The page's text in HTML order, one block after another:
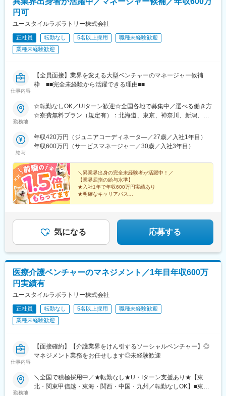
駅、稲荷町駅(広島県)、広島駅、福山駅、呉駅、銀山町駅、西条駅
駅(福岡県)、黒崎駅、西鉄久留米駅、戸畑駅、佐賀駅、八千代町
駅、水道町駅、新水前寺駅前駅、熊本駅前駅、古国府駅、宮崎
駅、高見橋駅、県庁前駅(沖縄県)、大通駅、榴ケ岡駅、あおば通
駅、南越谷駅、朝霞台駅、本川越駅、八木崎駅、京成西船駅、本
前駅、西松本駅、市役所前駅(長野県)、岐阜駅、新静岡駅、浜松
駅、近鉄名古屋駅、千種駅、東別院駅、近鉄四日市駅、大津駅、
天王寺駅前駅、福島駅(大阪環状線)、西中島南方駅、ＪＲ淡路駅、
昭和町駅(大阪府)、枚方公園駅、大阪ビジネスパーク駅、本町駅、
駅、横川駅、的場町駅、高松駅(香川県)、西鉄福岡駅、祇園駅(福
岡県)、平和通駅、黒崎駅前駅、長崎駅前駅、通町筋駅、新水前寺
条駅、仙台駅、仙台駅(地下鉄)、川越市駅、新千葉駅、栄町駅(千
葉県)、京成八幡駅、末広町駅(東京都)、府中競馬正門前駅、馬車
道駅、梶が谷駅、反町駅、電鉄富山駅・エスタ前駅、北松本駅、
日吉町駅、第一通り駅、太閤通駅、車道駅、四日市駅、びわ湖浜
大津駅、大宮駅(京都府)、清水五条駅、西大路三条駅、桃山駅、阿
阪府)、長堀橋駅、西川緑道公園駅、横川駅(広島県)、猿猴橋町
駅、片原町駅(香川県)、市役所前駅(愛媛県)、中洲川端駅、天神南
駅、西黒崎駅、旦過駅、長崎駅(長崎県)、九品寺交差点駅、国府駅
円可
ユースタイルラボラトリー株式会社
正社員 転勤なし 5名以上採用
職種未経験歓迎
業種未経験歓迎
仕事内容
【全員面接】業界を変える大型ベンチャーのマネージャー候補
枠 ■■完全未経験から活躍できる理由■■
勤務地
☆転勤なしOK／UIターン歓迎☆全国各地で募集中／選べる働き方
☆寮費無料プラン（規定有）：北海道、東京、神奈川、新潟、三
ス】◇地元採用・転勤なし可■東北／北海道、青森、岩手、宮城、
山形、福島■関東甲信越／茨城、栃木、群馬、埼玉、千葉、東京、
■関西／滋賀、京都、大阪、兵庫、奈良、和歌山■中国・四国／岡
山、広島、山口、徳島、香川、愛媛、高知■九州／福岡、佐賀、長
崎、熊本、大分、宮崎、鹿児島、沖縄☆江戸川・川崎・湘南・川
越・香川・徳島・青森・多摩川にて新規オープン★別事業へのキ
ャリアチェンジによる昇格可能☆ページ下部「勤務地の一例」も
ご参照ください【2／全国マネージャーコース】◆全国募集／引越
在地はHP参照⇒養成期間後の勤務地は現在お住まいの地域又はジ
ェネラルマネージャーと相談の上決定◆引越し手当支給・家賃無
料の借り上げ社宅提供☆早期キャリアアップしたい方に最適なポ
ジション
給与
年収420万円（ジュニアコーディネータ―／27歳／入社1年目）
年収600万円（サービスマネージャー／30歳／入社3年目）
＼異業界出身の完全未経験者が活躍中！／
【業界屈指の給与水準】
★入社1年で年収600万円実績あり
★明確なキャリアパス
気になる 応募する
医療介護ベンチャーのマネジメント／1年目年収600万
円実績有
ユースタイルラボラトリー株式会社
正社員 転勤なし 5名以上採用
職種未経験歓迎
業種未経験歓迎
仕事内容
【面接確約】【介護業界をけん引するソーシャルベンチャー】◎
マネジメント業務をお任せします◎未経験歓迎
勤務地
＼全国で積極採用中／★転勤なし★U・Iターン支援あり★【東
北・関東甲信越・東海・関西・中国・九州／転勤なしOK】■東北